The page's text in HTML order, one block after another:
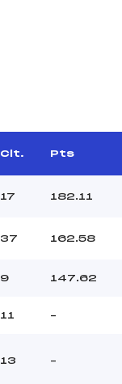
Clt. Pts
17 182.11
37 162.58
9 147.62
11 –
13 –